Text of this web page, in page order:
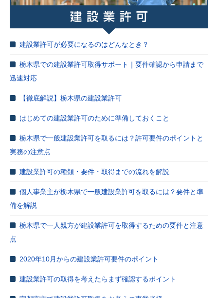
建設業許可が必要になるのはどんなとき？
栃木県での建設業許可取得サポート｜要件確認から申請まで
迅速対応
【徹底解説】栃木県の建設業許可
はじめての建設業許可のために準備しておくこと
栃木県で一般建設業許可を取るには？許可要件のポイントと
実務の注意点
建設業許可の種類・要件・取得までの流れを解説
個人事業主が栃木県で一般建設業許可を取るには？要件と準
備を解説
栃木県で一人親方が建設業許可を取得するための要件と注意
点
2020年10月からの建設業許可要件のポイント
建設業許可の取得を考えたらまず確認するポイント